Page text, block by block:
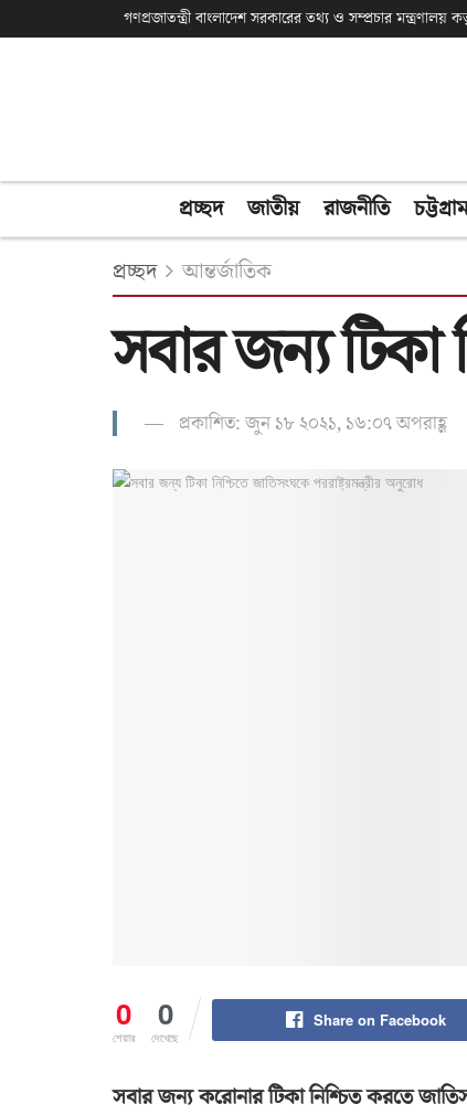
গণপ্রজাতন্ত্রী বাংলাদেশ সরকারের তথ্য ও সম্প্রচার মন্ত্রণালয়
প্রচ্ছদ জাতীয় রাজনীতি চট্টগ্রাম
প্রচ্ছদ আন্তর্জাতিক
সবার জন্য টিকা
প্রকাশিত: জুন ১৮ ২০২১, ১৬:০৭ অপরাহ্ণ
0
শেয়ার
0
দেখেছে
Share on Facebook
সবার জন্য করোনার টিকা নিশ্চিত করতে